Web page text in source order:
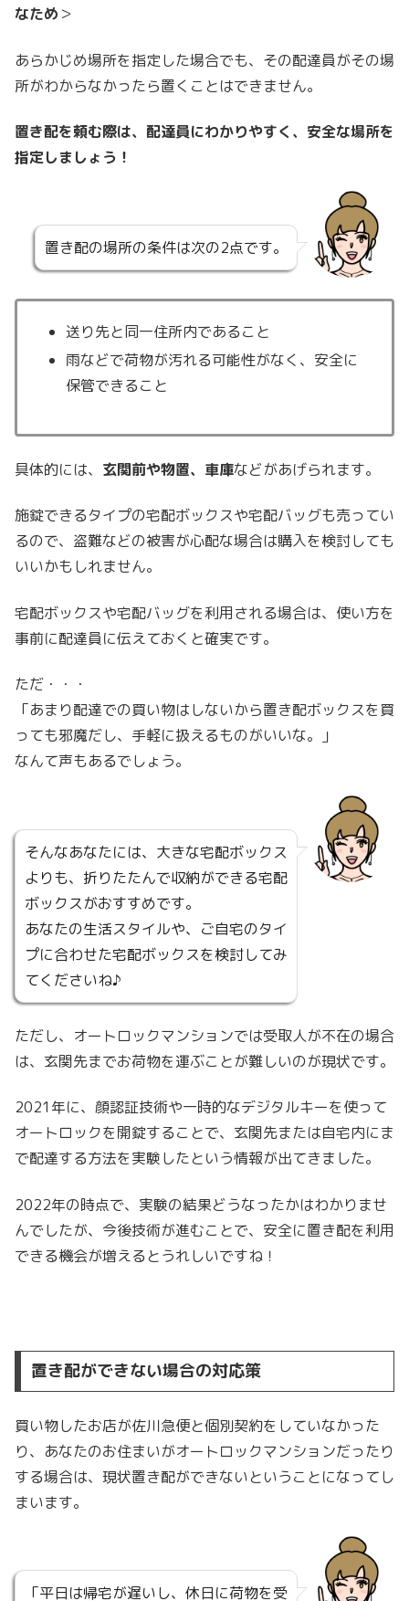
なため ＞
あらかじめ場所を指定した場合でも、その配達員がその場
所がわからなかったら置くことはできません。
置き配を頼む際は、配達員にわかりやすく、安全な場所を
指定しましょう！
置き配の場所の条件は次の2点です。
送り先と同一住所内であること
雨などで荷物が汚れる可能性がなく、安全に
保管できること
具体的には、 玄関前や物置、車庫などがあげられます。
施錠できるタイプの宅配ボックスや宅配バッグも売ってい
るので、盗難などの被害が心配な場合は購入を検討しても
いいかもしれません。
宅配ボックスや宅配バッグを利用される場合は、使い方を
事前に配達員に伝えておくと確実です。
ただ・・・
「あまり配達での買い物はしないから置き配ボックスを買
っても邪魔だし、手軽に扱えるものがいいな。」
なんて声もあるでしょう。
そんなあなたには、大きな宅配ボックス
よりも、折りたたんで収納ができる宅配
ボックスがおすすめです。
あなたの生活スタイルや、ご自宅のタイ
プに合わせた宅配ボックスを検討してみ
てくださいね♪
ただし、オートロックマンションでは受取人が不在の場合
は、玄関先までお荷物を運ぶことが難しいのが現状です。
2021年に、顔認証技術や一時的なデジタルキーを使って
オートロックを開錠することで、玄関先または自宅内にま
で配達する方法を実験したという情報が出てきました。
2022年の時点で、実験の結果どうなったかはわかりませ
んでしたが、今後技術が進むことで、安全に置き配を利用
できる機会が増えるとうれしいですね！
置き配ができない場合の対応策
買い物したお店が佐川急便と個別契約をしていなかった
り、あなたのお住まいがオートロックマンションだったり
する場合は、現状置き配ができないということになってし
まいます。
「平日は帰宅が遅いし、休日に荷物を受